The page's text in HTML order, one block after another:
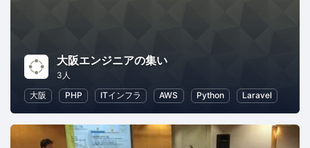
大阪エンジニアの集い
3人
大阪
PHP ITインフラ AWS Python Laravel